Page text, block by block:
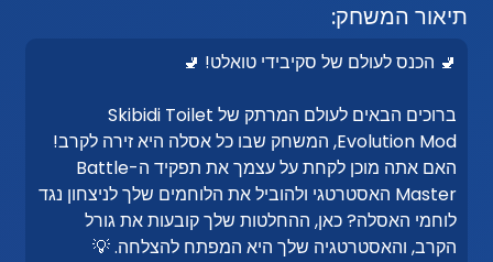
תיאור המשחק:
🚽 הכנס לעולם של סקיבידי טואלט! 🚽
ברוכים הבאים לעולם המרתק של Skibidi Toilet
Evolution Mod, המשחק שבו כל אסלה היא זירה לקרב!
האם אתה מוכן לקחת על עצמך את תפקיד ה-Battle
Master האסטרטגי ולהוביל את הלוחמים שלך לניצחון נגד
לוחמי האסלה? כאן, ההחלטות שלך קובעות את גורל
הקרב, והאסטרטגיה שלך היא המפתח להצלחה. 💡